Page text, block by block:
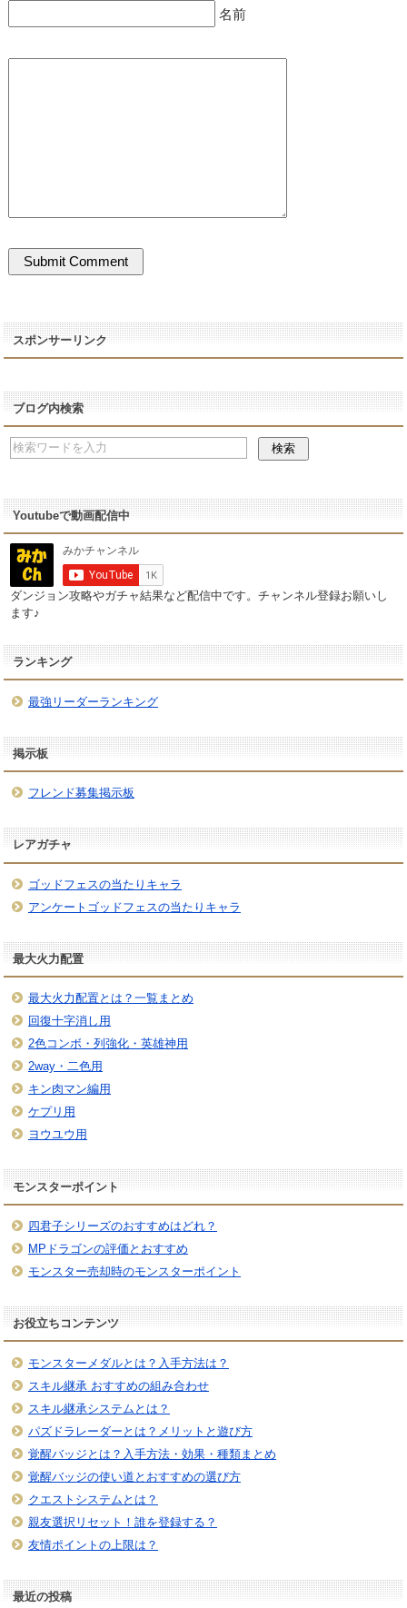
名前
スポンサーリンク
ブログ内検索
Youtubeで動画配信中
ダンジョン攻略やガチャ結果など配信中です。チャンネル登録お願いし
ます♪
ランキング
最強リーダーランキング
掲示板
フレンド募集掲示板
レアガチャ
ゴッドフェスの当たりキャラ
アンケートゴッドフェスの当たりキャラ
最大火力配置
最大火力配置とは？一覧まとめ
回復十字消し用
2色コンボ・列強化・英雄神用
2way・二色用
キン肉マン編用
ケプリ用
ヨウユウ用
モンスターポイント
四君子シリーズのおすすめはどれ？
MPドラゴンの評価とおすすめ
モンスター売却時のモンスターポイント
お役立ちコンテンツ
モンスターメダルとは？入手方法は？
スキル継承 おすすめの組み合わせ
スキル継承システムとは？
パズドラレーダーとは？メリットと遊び方
覚醒バッジとは？入手方法・効果・種類まとめ
覚醒バッジの使い道とおすすめの選び方
クエストシステムとは？
親友選択リセット！誰を登録する？
友情ポイントの上限は？
最近の投稿